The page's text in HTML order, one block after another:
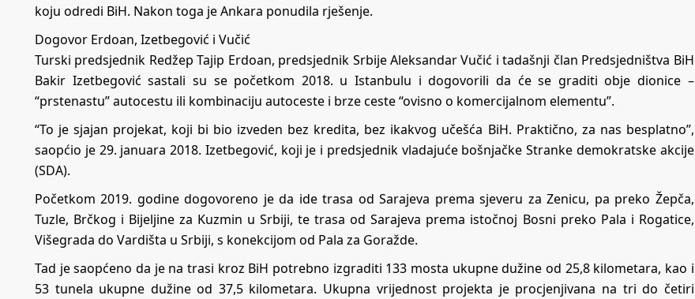
koju odredi BiH. Nakon toga je Ankara ponudila rješenje.
Dogovor Erdoan, Izetbegović i Vučić
Turski predsjednik Redžep Tajip Erdoan, predsjednik Srbije Aleksandar Vučić i tadašnji član Predsjedništva BiH
Bakir Izetbegović sastali su se početkom 2018. u Istanbulu i dogovorili da će se graditi obje dionice –
“prstenastu” autocestu ili kombinaciju autoceste i brze ceste “ovisno o komercijalnom elementu”.
“To je sjajan projekat, koji bi bio izveden bez kredita, bez ikakvog učešća BiH. Praktično, za nas besplatno”,
saopćio je 29. januara 2018. Izetbegović, koji je i predsjednik vladajuće bošnjačke Stranke demokratske akcije
(SDA).
Početkom 2019. godine dogovoreno je da ide trasa od Sarajeva prema sjeveru za Zenicu, pa preko Žepča,
Tuzle, Brčkog i Bijeljine za Kuzmin u Srbiji, te trasa od Sarajeva prema istočnoj Bosni preko Pala i Rogatice,
Višegrada do Vardišta u Srbiji, s konekcijom od Pala za Goražde.
Tad je saopćeno da je na trasi kroz BiH potrebno izgraditi 133 mosta ukupne dužine od 25,8 kilometara, kao i
53 tunela ukupne dužine od 37,5 kilometara. Ukupna vrijednost projekta je procjenjivana na tri do četiri